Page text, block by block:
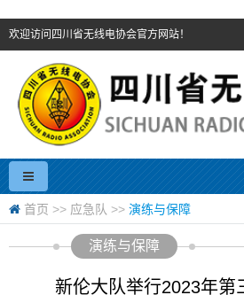
欢迎访问四川省无线电协会官方网站！
首页 >> 应急队 >> 演练与保障
演练与保障
新伦大队举行2023年第